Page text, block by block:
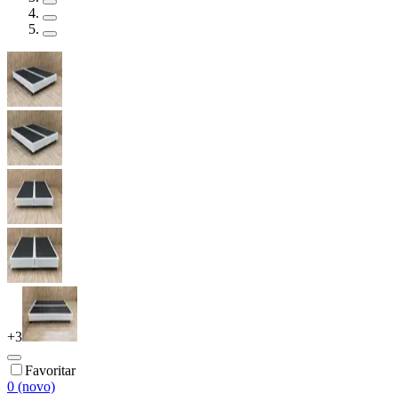
+3
Favoritar
0 (novo)